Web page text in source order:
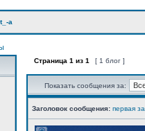
а
Страница 1 из 1 [ 1 блог ]
Показать сообщения за:
Заголовок сообщения: первая